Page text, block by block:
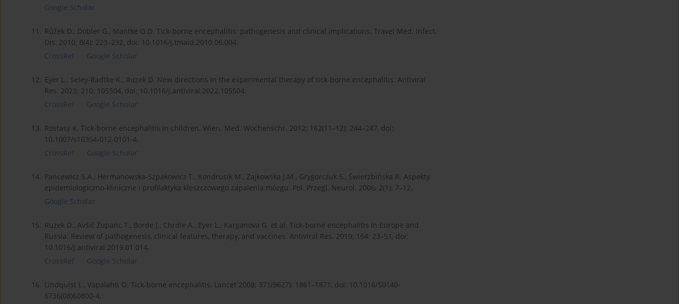
Google Scholar
11. Růžek D., Dobler G., Mantke O.D. Tick-borne encephalitis: pathogenesis and clinical implications. Travel Med. Infect.
Dis. 2010; 8(4): 223–232, doi: 10.1016/j.tmaid.2010.06.004.
CrossRef
Google Scholar
12. Eyer L., Seley-Radtke K., Ruzek D. New directions in the experimental therapy of tick-borne encephalitis. Antiviral
Res. 2023; 210: 105504, doi: 10.1016/j.antiviral.2022.105504.
CrossRef
Google Scholar
13. Rostasy K. Tick-borne encephalitis in children. Wien. Med. Wochenschr. 2012; 162(11–12): 244–247, doi:
10.1007/s10354-012-0101-4.
CrossRef
Google Scholar
14. Pancewicz S.A., Hermanowska-Szpakowicz T., Kondrusik M., Zajkowska J.M., Grygorczuk S., Świerzbińska R. Aspekty
epidemiologiczno-kliniczne i profilaktyka kleszczowego zapalenia mózgu. Pol. Przegl. Neurol. 2006; 2(1): 7–12.
Google Scholar
15. Ruzek D., Avšič Županc T., Borde J., Chrdle A., Eyer L., Karganova G. et al. Tick-borne encephalitis in Europe and
Russia: Review of pathogenesis, clinical features, therapy, and vaccines. Antiviral Res. 2019; 164: 23–51, doi:
10.1016/j.antiviral.2019.01.014.
CrossRef
Google Scholar
16. Lindquist L., Vapalahti O. Tick-borne encephalitis. Lancet 2008; 371(9627): 1861–1871, doi: 10.1016/S0140-
6736(08)60800-4.